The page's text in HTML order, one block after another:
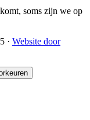
soms zijn we op
· Website door